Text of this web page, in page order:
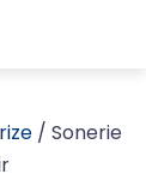
/ Sonerie